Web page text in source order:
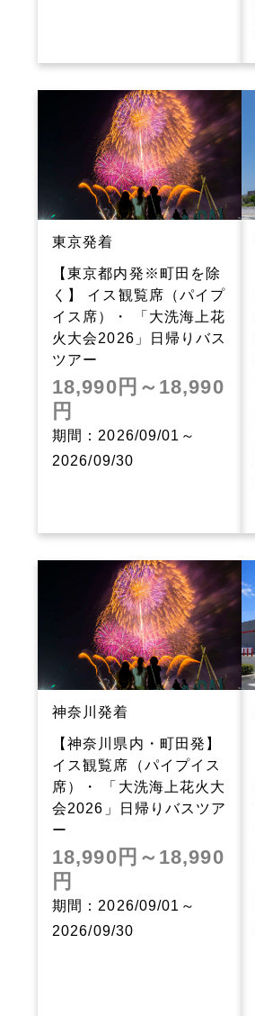
東京発着
【東京都内発※町田を除
く】 イス観覧席（パイプ
イス席）・ 「大洗海上花
火大会2026」日帰りバス
ツアー
18,990円～18,990
円
期間：2026/09/01～
2026/09/30
神奈川発着
【神奈川県内・町田発】
イス観覧席（パイプイス
席）・ 「大洗海上花火大
会2026」日帰りバスツア
ー
18,990円～18,990
円
期間：2026/09/01～
2026/09/30